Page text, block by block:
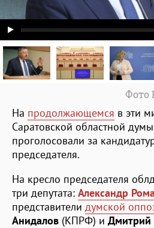
Фото
На продолжающемся в эти
Саратовской областной
проголосовали за
председателя.
На кресло председателя
три депутата: Александр
представители думской
Анидалов (КПРФ) и